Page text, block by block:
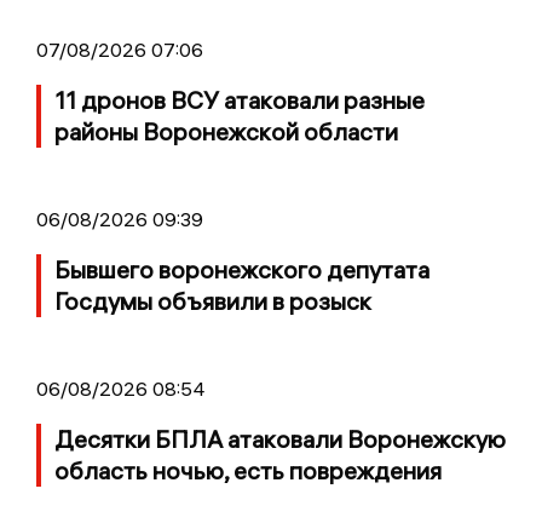
07/08/2026 07:06
11 дронов ВСУ атаковали разные
районы Воронежской области
06/08/2026 09:39
Бывшего воронежского депутата
Госдумы объявили в розыск
06/08/2026 08:54
Десятки БПЛА атаковали Воронежскую
область ночью, есть повреждения